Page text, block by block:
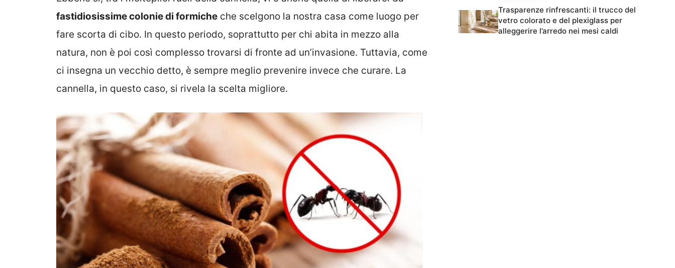
fastidiosissime colonie di formiche che scelgono la nostra casa come luogo per
fare scorta di cibo. In questo periodo, soprattutto per chi abita in mezzo alla
natura, non è poi così complesso trovarsi di fronte ad un’invasione. Tuttavia, come
ci insegna un vecchio detto, è sempre meglio prevenire invece che curare. La
cannella, in questo caso, si rivela la scelta migliore.
Trasparenze rinfrescanti: il trucco del
vetro colorato e del plexiglass per
alleggerire l’arredo nei mesi caldi